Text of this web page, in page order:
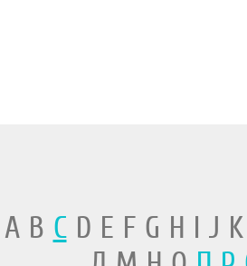
A B CD E F G H I J